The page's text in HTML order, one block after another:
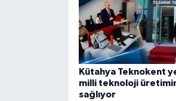
Kütahya Teknokent
milli teknoloji
sağlıyor